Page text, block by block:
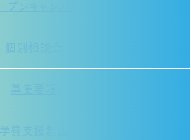
プンキャンパス
個別相談会
学費支援制度